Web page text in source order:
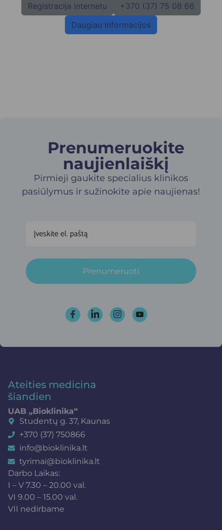
Registracija internetu
+370 (37) 75 08 66
Daugiau informacijos
Prenumeruokite
naujienlaiškį​
Pirmieji gaukite specialius klinikos
pasiūlymus ir sužinokite apie naujienas!
Prenumeruoti
Ateities medicina
šiandien
UAB „Bioklinika“
Studentų g. 37, Kaunas
+370 (37) 750866
info@bioklinika.lt
tyrimai@bioklinika.lt
Darbo Laikas:
I – V 7.30 – 20.00 val.
VI 9.00 – 15.00 val.
VII nedirbame